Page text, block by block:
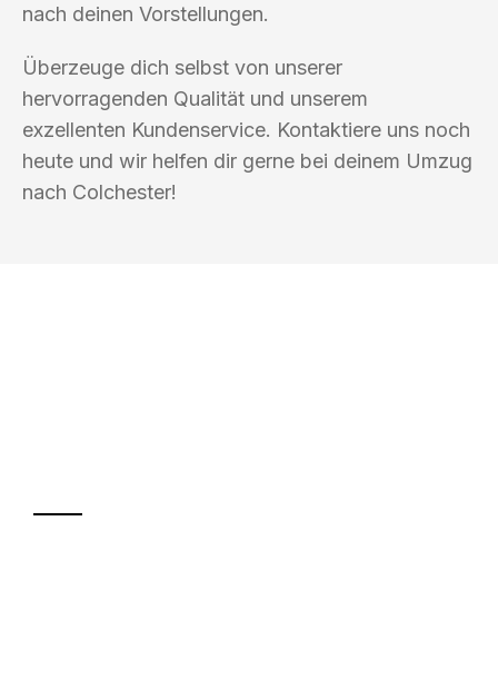
nach deinen Vorstellungen.
Überzeuge dich selbst von unserer
hervorragenden Qualität und unserem
exzellenten Kundenservice. Kontaktiere uns noch
heute und wir helfen dir gerne bei deinem Umzug
nach Colchester!